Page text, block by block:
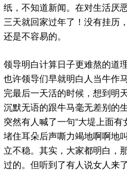
纸，不知道新闻。在对生活厌
三天就回家过年了！没有挂历
还是不容易的。
领导明白计算日子更难熬的道
也许领导们早就明白人当牛作
完最后一天活的时候，想到明
沉默无语的跟牛马毫无差别的
突然有人喊了一句“大堤上面
堵住耳朵后声嘶力竭地啊啊地
立不稳。其实，大家都明白，
过的。但听到了有人说女人来